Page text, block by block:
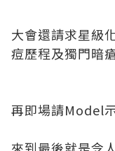
大會還請求星級
痘歷程及獨門暗
再即場請Model